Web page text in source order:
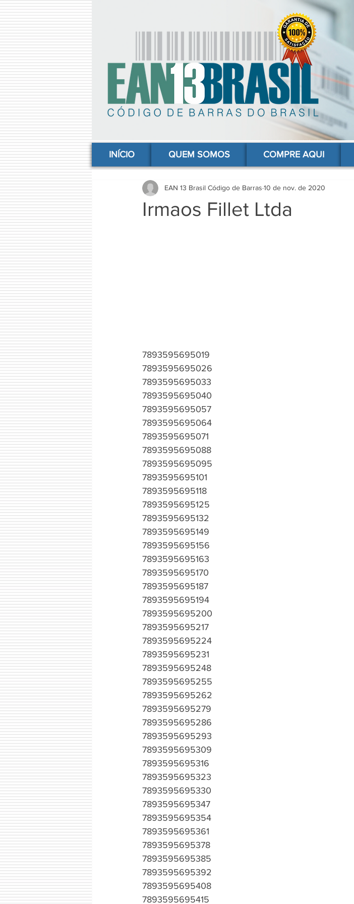
comprar codigo de barras, comprar código de barras, adquirir código de barras, código de barras online, código de barras para produtos, gs1, código brasileiro, ean 13 universal, código de barras barato
INÍCIO QUEM SOMOS COMPRE AQUI
Irmaos Fillet Ltda
EAN 13 Brasil Código de Barras 10 de nov. de 2020
7893595695019
7893595695026
7893595695033
7893595695040
7893595695057
7893595695064
7893595695071
7893595695088
7893595695095
7893595695101
7893595695118
7893595695125
7893595695132
7893595695149
7893595695156
7893595695163
7893595695170
7893595695187
7893595695194
7893595695200
7893595695217
7893595695224
7893595695231
7893595695248
7893595695255
7893595695262
7893595695279
7893595695286
7893595695293
7893595695309
7893595695316
7893595695323
7893595695330
7893595695347
7893595695354
7893595695361
7893595695378
7893595695385
7893595695392
7893595695408
7893595695415